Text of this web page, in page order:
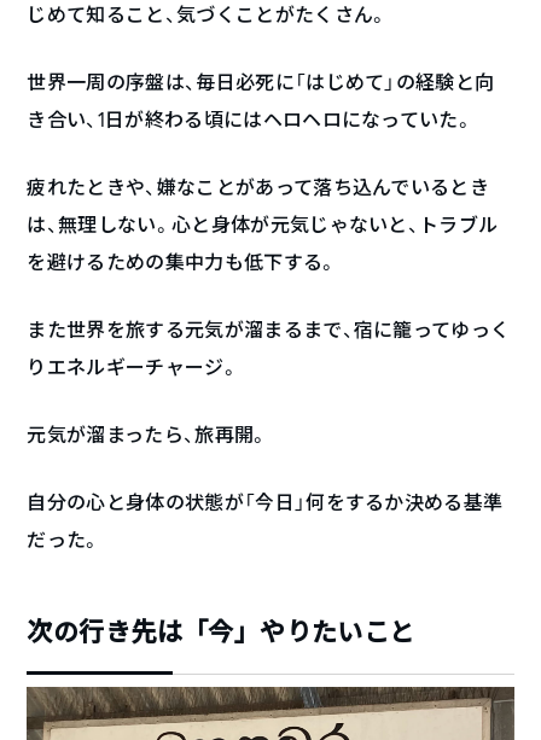
じめて知ること、気づくことがたくさん。
世界一周の序盤は、毎日必死に「はじめて」の経験と向
き合い、1日が終わる頃にはヘロヘロになっていた。
疲れたときや、嫌なことがあって落ち込んでいるとき
は、無理しない。心と身体が元気じゃないと、トラブル
を避けるための集中力も低下する。
また世界を旅する元気が溜まるまで、宿に籠ってゆっく
りエネルギーチャージ。
元気が溜まったら、旅再開。
自分の心と身体の状態が「今日」何をするか決める基準
だった。
次の行き先は「今」やりたいこと